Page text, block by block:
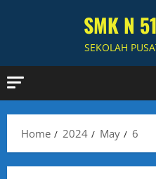
SMK N
SEKOLAH
Home 2024 May 6